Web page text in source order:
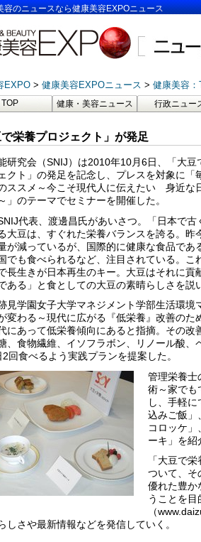
容のニュースなら健康美容EXPOニュース
EXPO 健康美容EXPOニュース 健康美容：
TOP 健康・美容ニュース 行政ニュー
で栄養プロジェクト」が発足
研究会（SNIJ）は2010年10月6日、「大豆
クト」の発足を記念し、プレスを対象に「
ススメ～今こそ現代人に伝えたい 身近な
」のテーマでセミナーを開催した。
代表、渡邊昌氏があいさつ。「日本で古
大豆は、すぐれた栄養バランスを誇る。昨
が減っているが、国際的に健康な食品であ
でも食べられるなど、注目されている。こ
長生きが日本再生のキー。大豆はそれに貢
ある」と食としての大豆の素晴らしさを説
見学園女子大学マネジメント学部生活環
変わる～現代に広がる『低栄養』改善の
にあって低栄養傾向にあると指摘。その改
、食物繊維、イソフラボン、リノール酸
回食べるよう実践プランを提案した。
管理栄養士
術～家でも
し、手軽
込みご飯」
コロッケ
ーキ」を紹
「大豆で
ついて、そ
優れた豊か
うことを
（
しさや最新情報などを発信していく。